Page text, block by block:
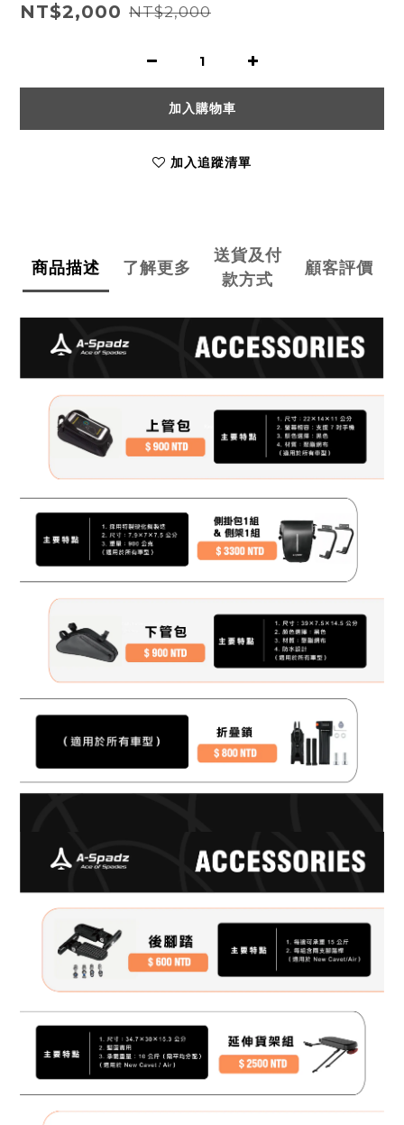
NT$2,000 NT$2,000
加入購物車
加入追蹤清單
商品描述 了解更多
送貨及付
款方式
顧客評價